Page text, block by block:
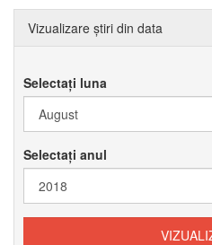
Vizualizare știri din data
Selectați luna
Selectați anul